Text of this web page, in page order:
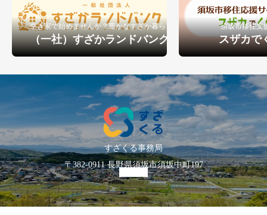
空き家で始めませんか？豊かなすざか暮らし
（一社）すざかランドバンク
須坂市移住支
スザカで
すざくる事務局
〒382-0911 長野県須坂市須坂中町197